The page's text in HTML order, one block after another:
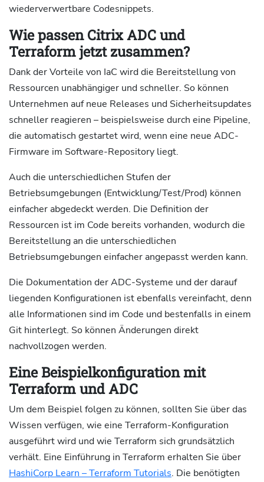
wiederverwertbare Codesnippets.
Wie passen Citrix ADC und
Terraform jetzt zusammen?
Dank der Vorteile von IaC wird die Bereitstellung von
Ressourcen unabhängiger und schneller. So können
Unternehmen auf neue Releases und Sicherheitsupdates
schneller reagieren – beispielsweise durch eine Pipeline,
die automatisch gestartet wird, wenn eine neue ADC-
Firmware im Software-Repository liegt.
Auch die unterschiedlichen Stufen der
Betriebsumgebungen (Entwicklung/Test/Prod) können
einfacher abgedeckt werden. Die Definition der
Ressourcen ist im Code bereits vorhanden, wodurch die
Bereitstellung an die unterschiedlichen
Betriebsumgebungen einfacher angepasst werden kann.
Die Dokumentation der ADC-Systeme und der darauf
liegenden Konfigurationen ist ebenfalls vereinfacht, denn
alle Informationen sind im Code und bestenfalls in einem
Git hinterlegt. So können Änderungen direkt
nachvollzogen werden.
Eine Beispielkonfiguration mit
Terraform und ADC
Um dem Beispiel folgen zu können, sollten Sie über das
Wissen verfügen, wie eine Terraform-Konfiguration
ausgeführt wird und wie Terraform sich grundsätzlich
verhält. Eine Einführung in Terraform erhalten Sie über
HashiCorp Learn – Terraform Tutorials. Die benötigten